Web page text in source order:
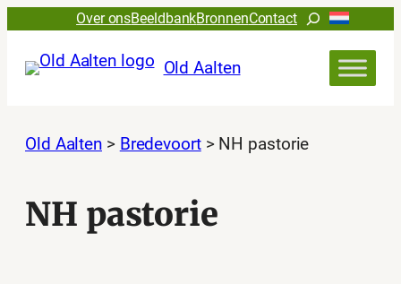
Over onsBeeldbankBronnenContactZoeken
Old Aalten
Old Aalten > Bredevoort> NH pastorie
NH pastorie